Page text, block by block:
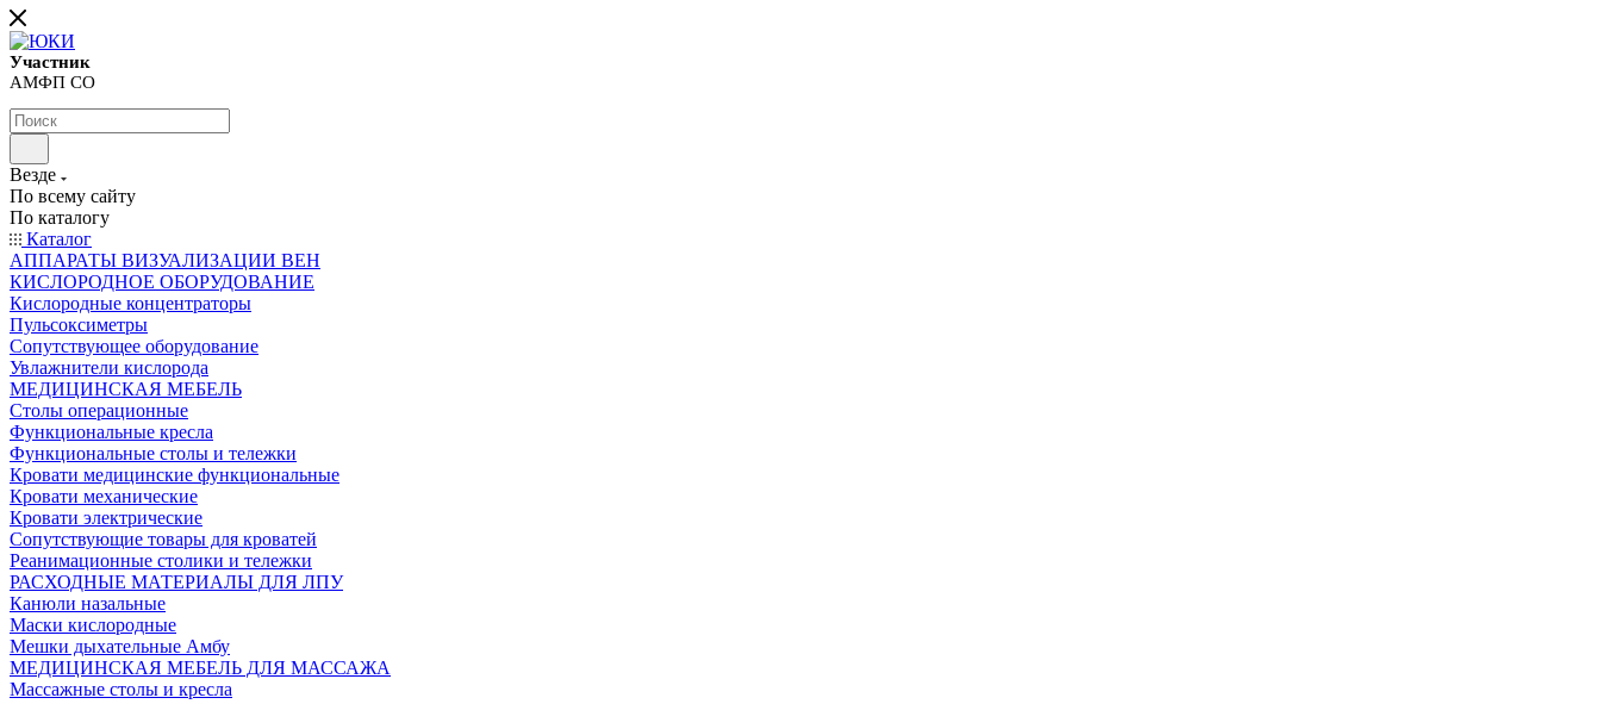
Участник
АМФП СО
Везде
По всему сайту
По каталогу
Каталог
АППАРАТЫ ВИЗУАЛИЗАЦИИ ВЕН
КИСЛОРОДНОЕ ОБОРУДОВАНИЕ
Кислородные концентраторы
Пульсоксиметры
Сопутствующее оборудование
Увлажнители кислорода
МЕДИЦИНСКАЯ МЕБЕЛЬ
Столы операционные
Функциональные кресла
Функциональные столы и тележки
Кровати медицинские функциональные
Кровати механические
Кровати электрические
Сопутствующие товары для кроватей
Реанимационные столики и тележки
РАСХОДНЫЕ МАТЕРИАЛЫ ДЛЯ ЛПУ
Канюли назальные
Маски кислородные
Мешки дыхательные Амбу
МЕДИЦИНСКАЯ МЕБЕЛЬ ДЛЯ МАССАЖА
Массажные столы и кресла